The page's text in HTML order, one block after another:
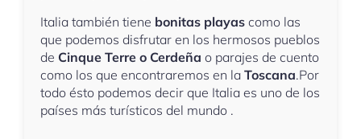
Italia también tiene bonitas playas como las
que podemos disfrutar en los hermosos pueblos
de Cinque Terre o Cerdeña o parajes de cuento
como los que encontraremos en la Toscana.Por
todo ésto podemos decir que Italia es uno de los
países más turísticos del mundo .